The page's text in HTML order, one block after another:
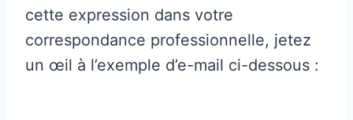
cette expression dans votre
correspondance professionnelle, jetez
un œil à l’exemple d’e-mail ci-dessous :